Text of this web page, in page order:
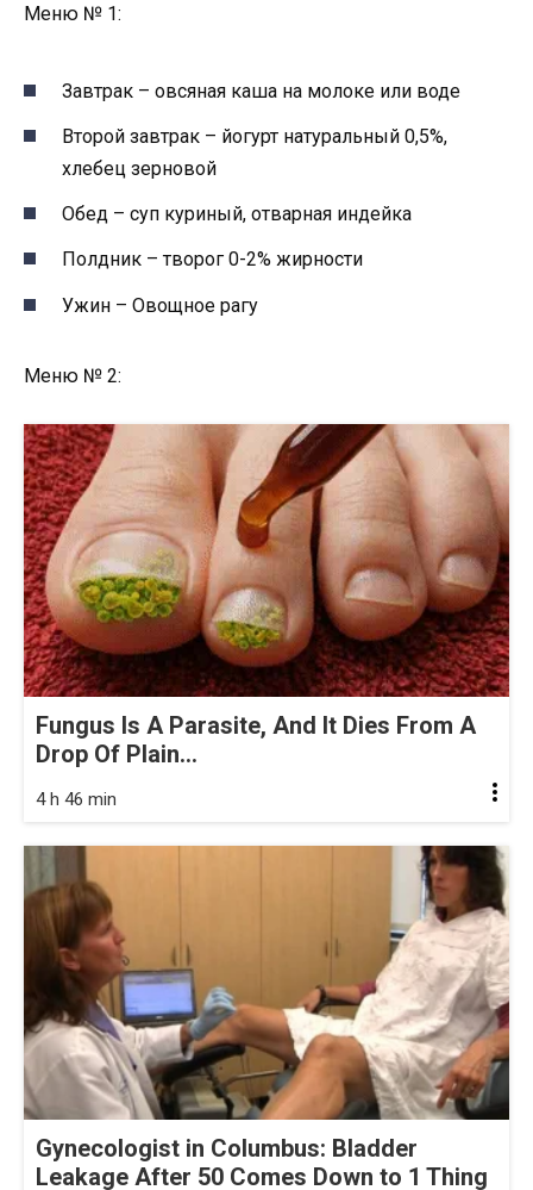
Меню № 1:
Завтрак – овсяная каша на молоке или воде
Второй завтрак – йогурт натуральный 0,5%,
хлебец зерновой
Обед – суп куриный, отварная индейка
Полдник – творог 0-2% жирности
Ужин – Овощное рагу
Меню № 2:
Fungus Is A Parasite, And It Dies From A
Drop Of Plain...
4 h 46 min
Gynecologist in Columbus: Bladder
Leakage After 50 Comes Down to 1 Thing